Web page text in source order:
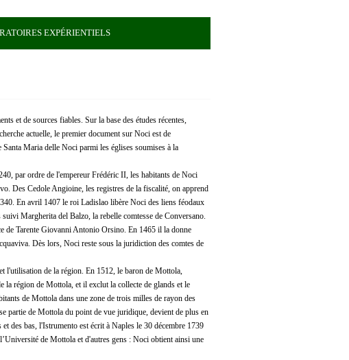
EXPÉRIENTIELS
et de sources fiables. Sur la base des études récentes,
actuelle, le premier document sur Noci est de
Maria delle Noci parmi les églises soumises à la
par ordre de l'empereur Frédéric II, les habitants de Noci
Des Cedole Angioine, les registres de la fiscalité, on apprend
En avril 1407 le roi Ladislao libère Noci des liens féodaux
Margherita del Balzo, la rebelle comtesse de Conversano.
de Tarente Giovanni Antonio Orsino. En 1465 il la donne
Dès lors, Noci reste sous la juridiction des comtes de
l'utilisation de la région. En 1512, le baron de Mottola,
région de Mottola, et il exclut la collecte de glands et le
de Mottola dans une zone de trois milles de rayon des
partie de Mottola du point de vue juridique, devient de plus en
des bas, l'Istrumento est écrit à Naples le 30 décembre 1739
de Mottola et d'autres gens : Noci obtient ainsi une